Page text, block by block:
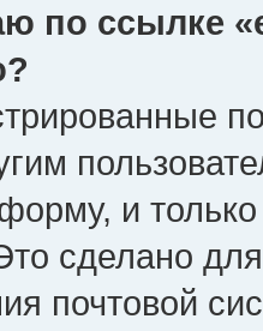
по ссылке
и
сделано
почтовой